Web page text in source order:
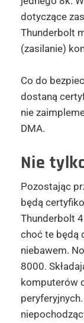
dotyczące
Thunderbolt
(zasilanie)
Co do
dostaną
nie
DMA.
Nie
Pozostając
będą
Thunderbolt
choć te będą
niebawem.
8000.
komputerów